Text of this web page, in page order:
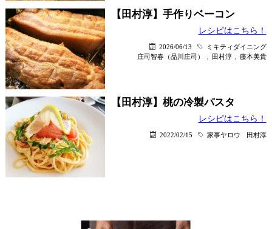
【田村淳】手作りベーコン
レシピはこちら！
2026/06/13
ミキティダイニング
庄司智春（品川庄司）
田村淳 藤本美貴
【田村淳】桃の冷製パスタ
レシピはこちら！
2022/02/15 家事ヤロウ 田村淳